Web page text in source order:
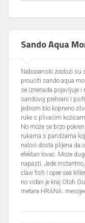
Sando Aqua
Nabooanski zoolozi su
proučiti sando aqua
se iznenada pojavljuje i
sandovoj prehrani i
jednom bio kopneno
ruke s plivaćim
No može se brzo
rukama s pandžama
nalovi dosta plijena da
efektan lovac. Može
napasti. Jede
claw fish i opee sea
no viđan je kraj Otoh
metara HRANA: